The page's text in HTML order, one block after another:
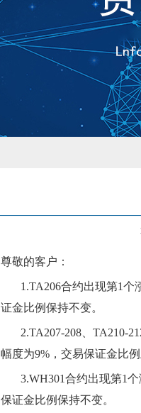
尊敬的客户：
1.TA206合约出现第1个
证金比例保持不变。
2.TA207-208、TA210-
幅度为9%，交易保证金比例
3.WH301合约出现第1个
保证金比例保持不变。